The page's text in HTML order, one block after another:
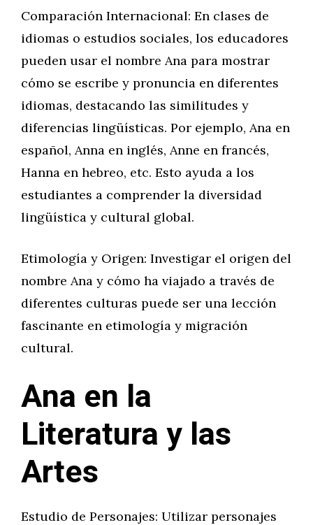
Comparación Internacional: En clases de
idiomas o estudios sociales, los educadores
pueden usar el nombre Ana para mostrar
cómo se escribe y pronuncia en diferentes
idiomas, destacando las similitudes y
diferencias lingüísticas. Por ejemplo, Ana en
español, Anna en inglés, Anne en francés,
Hanna en hebreo, etc. Esto ayuda a los
estudiantes a comprender la diversidad
lingüística y cultural global.
Etimología y Origen: Investigar el origen del
nombre Ana y cómo ha viajado a través de
diferentes culturas puede ser una lección
fascinante en etimología y migración
cultural.
Ana en la
Literatura y las
Artes
Estudio de Personajes: Utilizar personajes